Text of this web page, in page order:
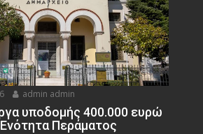
admin admin
υποδομής 400.000 ευρώ
Περάματος